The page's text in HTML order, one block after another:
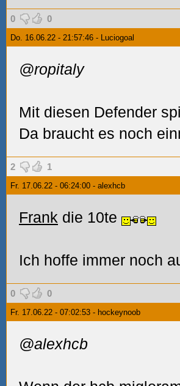
0 0
Do. 16.06.22 - 21:57:46 - Luciogoal
@ropitaly
Mit diesen Defender
Da braucht es noch
2 1
Fr. 17.06.22 - 06:24:00 - alexhcb
Frank die 10te
Ich hoffe immer noch
0 0
Fr. 17.06.22 - 07:02:53 - hockeynoob
@alexhcb